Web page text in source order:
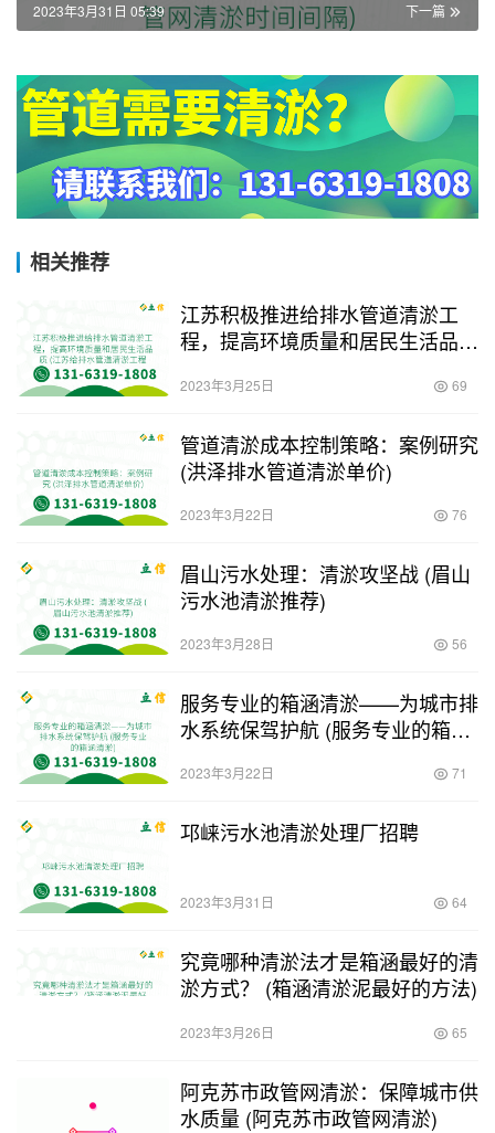
下一篇
2023年3月31日 05:39
相关推荐
江苏积极推进给排水管道清淤工
程，提高环境质量和居民生活品质
2023年3月25日 69
管道清淤成本控制策略：案例研究
(洪泽排水管道清淤单价)
2023年3月22日 76
眉山污水处理：清淤攻坚战 (眉山
污水池清淤推荐)
2023年3月28日 56
服务专业的箱涵清淤——为城市排
水系统保驾护航 (服务专业的箱涵
2023年3月22日 71
邛崃污水池清淤处理厂招聘
2023年3月31日 64
究竟哪种清淤法才是箱涵最好的清
淤方式？ (箱涵清淤泥最好的方法)
2023年3月26日 65
阿克苏市政管网清淤：保障城市供
水质量 (阿克苏市政管网清淤)